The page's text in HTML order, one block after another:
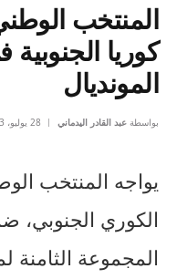
المنتخب
كوريا الجنوبية
المونديال
بواسطة عبد القادر اليدماني 28 يوليو، 2023
يواجه المنتخب
الكوري الجنوبي،
المجموعة الثامنة